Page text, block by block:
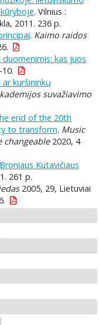
. Vilnius :
2011. 236 p.
. Kaimo raidos
kas juos
kuršininkų
suvažiavimo
end of the 20th
to transform. Music
changeable2020, 4
Kutavičiaus
261 p.
2005, 29, Lietuviai